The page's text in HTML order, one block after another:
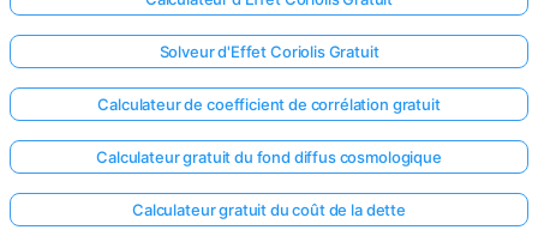
Solveur d'Effet Coriolis Gratuit
Calculateur de coefficient de corrélation gratuit
Calculateur gratuit du fond diffus cosmologique
Calculateur gratuit du coût de la dette